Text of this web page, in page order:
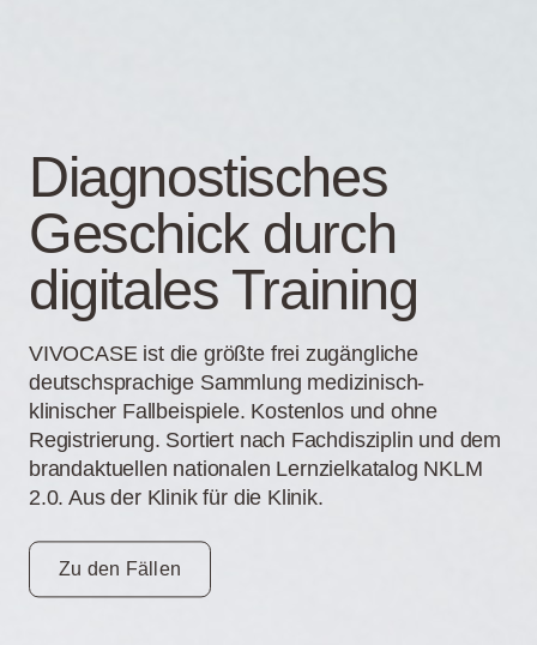
Diagnostisches
Geschick durch
digitales Training
VIVOCASE ist die größte frei zugängliche
deutschsprachige Sammlung medizinisch-
klinischer Fallbeispiele. Kostenlos und ohne
Registrierung. Sortiert nach Fachdisziplin und dem
brandaktuellen nationalen Lernzielkatalog NKLM
2.0. Aus der Klinik für die Klinik.
Zu den Fällen